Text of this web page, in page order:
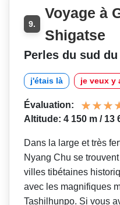
9.
Voyage à
Shigatse
Perles du sud
j'étais là je veux y
Évaluation:
Altitude: 4 150 m / 13
Dans la large et très
Nyang Chu se
villes tibétaines
avec les magnifiques
Tashilhunpo. Si vous